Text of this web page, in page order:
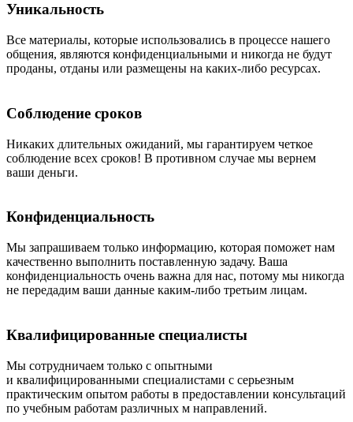
Уникальность
Все материалы, которые использовались в процессе нашего
общения, являются конфиденциальными и никогда не будут
проданы, отданы или размещены на каких-либо ресурсах.
Соблюдение сроков
Никаких длительных ожиданий, мы гарантируем четкое
соблюдение всех сроков! В противном случае мы вернем
ваши деньги.
Конфиденциальность
Мы запрашиваем только информацию, которая поможет нам
качественно выполнить поставленную задачу. Ваша
конфиденциальность очень важна для нас, потому мы никогда
не передадим ваши данные каким-либо третьим лицам.
Квалифицированные специалисты
Мы сотрудничаем только с опытными
и квалифицированными специалистами с серьезным
практическим опытом работы в предоставлении консультаций
по учебным работам различных м направлений.